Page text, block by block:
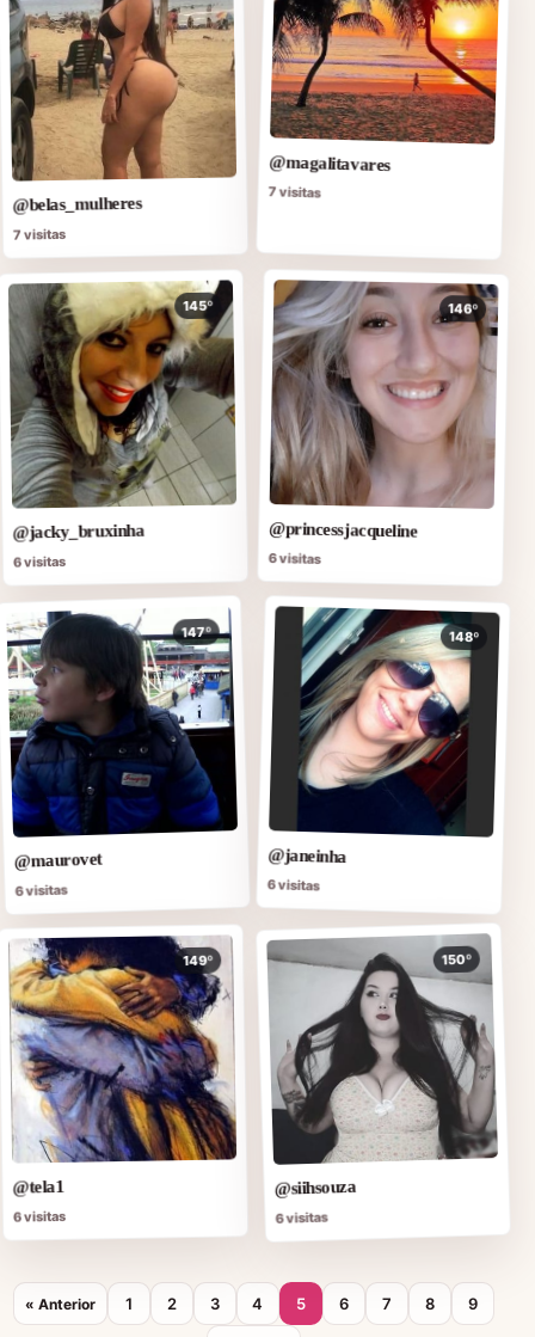
@belas_mulheres
7 visitas
@magalitavares
7 visitas
145º
@jacky_bruxinha
6 visitas
146º
@princessjacqueline
6 visitas
147º
@maurovet
6 visitas
148º
@janeinha
6 visitas
149º
@tela1
6 visitas
150º
@siihsouza
6 visitas
« Anterior 1 2 3 4 5 6 7 8 9